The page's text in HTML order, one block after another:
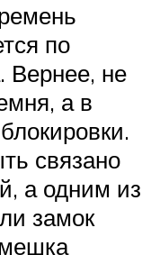
по
Вернее, не
а в
связано
а одним из
замок